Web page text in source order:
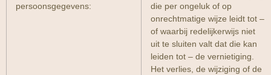
persoonsgegevens:
die per ongeluk of op
onrechtmatige wijze leidt tot –
of waarbij redelijkerwijs niet
uit te sluiten valt dat die kan
leiden tot – de vernietiging.
Het verlies, de wijziging of de